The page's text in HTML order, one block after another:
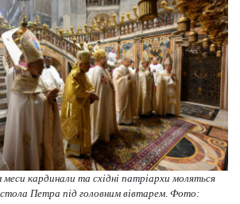
кардинали та східні патріархи моляться
Петра під головним вівтарем. Фото: